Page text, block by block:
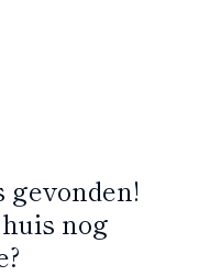
gevonden!
nog